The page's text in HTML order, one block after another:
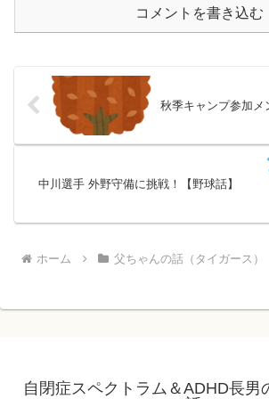
コメントを書き込む
秋季キャンプ参加メ
中川選手 外野守備に挑戦！【野球話】
ホーム 父ちゃんの話（タイガース）
自閉症スペクトラム＆ADHD長男